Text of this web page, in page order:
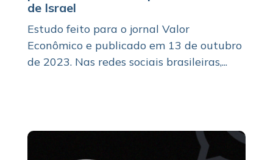
de Israel
Estudo feito para o jornal Valor
Econômico e publicado em 13 de outubro
de 2023. Nas redes sociais brasileiras,...